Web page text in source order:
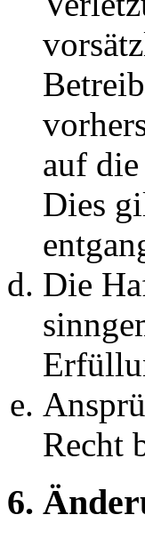
auf
Dies
Die
Recht
6.